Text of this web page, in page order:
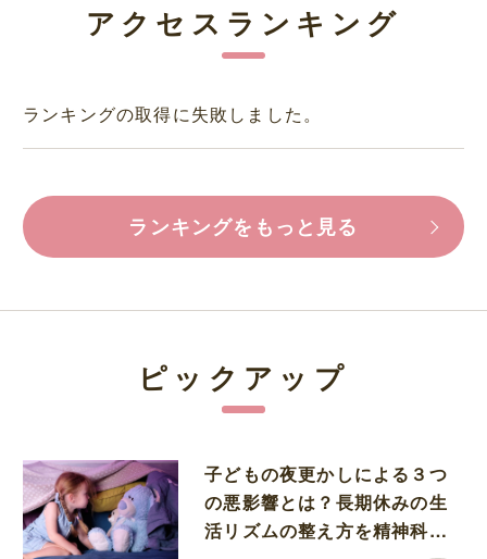
アクセスランキング
ランキングの取得に失敗しました。
ランキングをもっと見る
ピックアップ
子どもの夜更かしによる３つ
の悪影響とは？長期休みの生
活リズムの整え方を精神科医